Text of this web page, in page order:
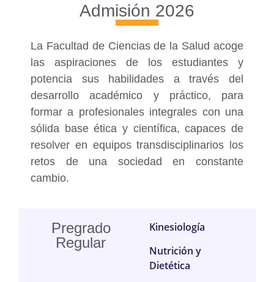
Admisión 2026
La Facultad de Ciencias de la Salud acoge
las aspiraciones de los estudiantes y
potencia sus habilidades a través del
desarrollo académico y práctico, para
formar a profesionales integrales con una
sólida base ética y científica, capaces de
resolver en equipos transdisciplinarios los
retos de una sociedad en constante
cambio.
Pregrado
Regular
Kinesiología
Nutrición y
Dietética